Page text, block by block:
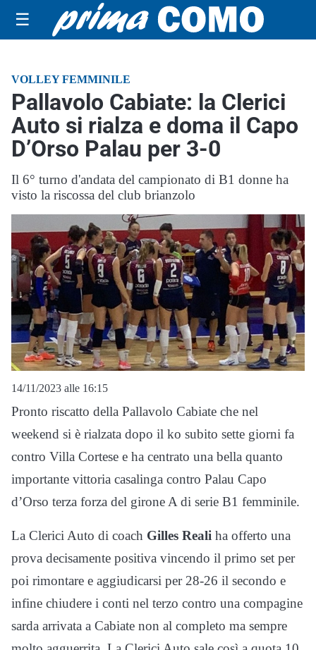
☰
VOLLEY FEMMINILE
Pallavolo Cabiate: la Clerici
Auto si rialza e doma il Capo
D’Orso Palau per 3-0
Il 6° turno d'andata del campionato di B1 donne ha
visto la riscossa del club brianzolo
14/11/2023 alle 16:15
Pronto riscatto della Pallavolo Cabiate che nel
weekend si è rialzata dopo il ko subito sette giorni fa
contro Villa Cortese e ha centrato una bella quanto
importante vittoria casalinga contro Palau Capo
d’Orso terza forza del girone A di serie B1 femminile.
La Clerici Auto di coach Gilles Reali ha offerto una
prova decisamente positiva vincendo il primo set per
poi rimontare e aggiudicarsi per 28-26 il secondo e
infine chiudere i conti nel terzo contro una compagine
sarda arrivata a Cabiate non al completo ma sempre